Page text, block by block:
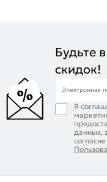
Будьте
скидок!
Электронная
Я
данных,
согласие